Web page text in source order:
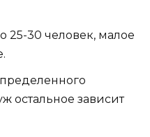
25-30 человек, малое
остальное зависит